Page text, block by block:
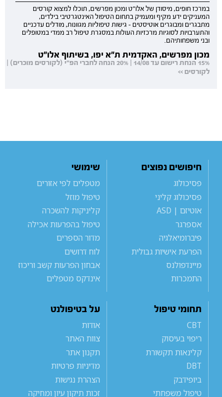
במרכז חופים, מיסודן של אלו"ט ומכון מפרשים, תוכלו למצוא קורסים
המעניקים ידע מקיף ומעמיק בתחום הטיפול האינטגרטיבי בילדים,
מתבגרים ומבוגרים אוטיסטים - גישות טיפוליות מגוונות, מודלים עדכניים
והתערבויות לסוגיות מרכזיות העולות במסגרת טיפול רב ממדי במטופלים
ובני משפחותיהם.
מכון מפרשים, האקדמית ת"א יפו, בשיתוף אלו"ט
15% הנחת רישום עד 14/08 | 20% הנחה לחברי הפ"י (לקורסים מוכרים) |
לקורסים >>
חיפושים נפוצים
פסיכולוג
פסיכולוג קליני
אוטיזם | ASD
אספרגר
פיברומיאלגיה
הפרעת אישיות גבולית
מיינדפולנס
התמכרות
שימושי
מטפלים לפי אזורים
טיפול מוזל
קליניקות להשכרה
טיפול בהפרעות אכילה
מדור הספרים
לוח דרושים
אבחון הפרעות קשב וריכוז
אינדקס מטפלים
תחומי טיפול
CBT
ריפוי בעיסוק
קלינאות תקשורת
DBT
ביופידבק
טיפול משפחתי
על בטיפולנט
אודות
צוות האתר
תקנון אתר
מדיניות פרטיות
הצהרת נגישות
זכות תיקון עיון ומחיקה